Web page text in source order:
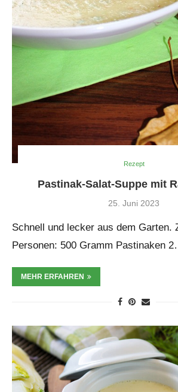
Rezept
Pastinak-Salat-Suppe mit
25. Juni 2023
Schnell und lecker aus dem Garten.
Personen: 500 Gramm Pastinaken
MEHR ERFAHREN